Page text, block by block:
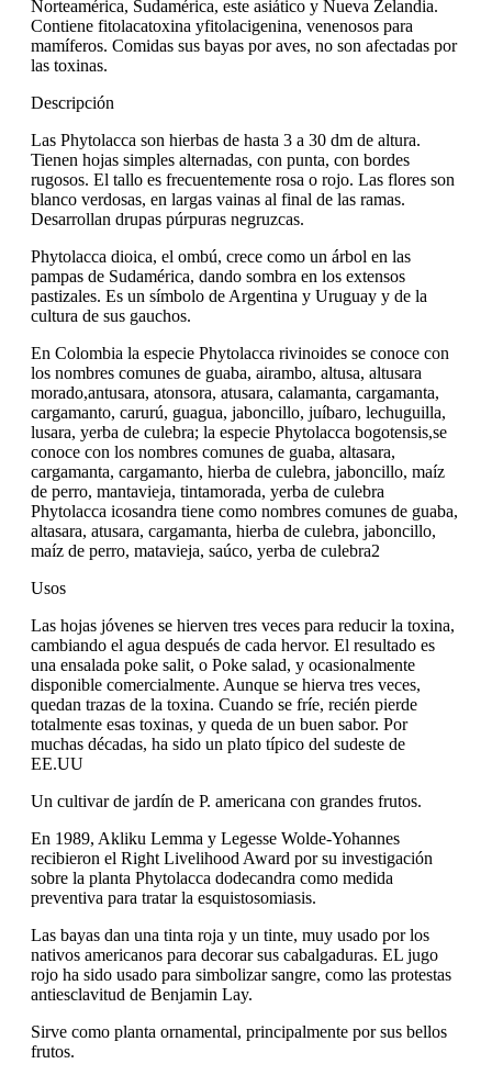
Norteamérica, Sudamérica, este asiático y Nueva Zelandia.
Contiene fitolacatoxina yfitolacigenina, venenosos para
mamíferos. Comidas sus bayas por aves, no son afectadas por
las toxinas.
Descripción
Las Phytolacca son hierbas de hasta 3 a 30 dm de altura.
Tienen hojas simples alternadas, con punta, con bordes
rugosos. El tallo es frecuentemente rosa o rojo. Las flores son
blanco verdosas, en largas vainas al final de las ramas.
Desarrollan drupas púrpuras negruzcas.
Phytolacca dioica, el ombú, crece como un árbol en las
pampas de Sudamérica, dando sombra en los extensos
pastizales. Es un símbolo de Argentina y Uruguay y de la
cultura de sus gauchos.
En Colombia la especie Phytolacca rivinoides se conoce con
los nombres comunes de guaba, airambo, altusa, altusara
morado,antusara, atonsora, atusara, calamanta, cargamanta,
cargamanto, carurú, guagua, jaboncillo, juíbaro, lechuguilla,
lusara, yerba de culebra; la especie Phytolacca bogotensis,se
conoce con los nombres comunes de guaba, altasara,
cargamanta, cargamanto, hierba de culebra, jaboncillo, maíz
de perro, mantavieja, tintamorada, yerba de culebra
Phytolacca icosandra tiene como nombres comunes de guaba,
altasara, atusara, cargamanta, hierba de culebra, jaboncillo,
maíz de perro, matavieja, saúco, yerba de culebra2
Usos
Las hojas jóvenes se hierven tres veces para reducir la toxina,
cambiando el agua después de cada hervor. El resultado es
una ensalada poke salit, o Poke salad, y ocasionalmente
disponible comercialmente. Aunque se hierva tres veces,
quedan trazas de la toxina. Cuando se fríe, recién pierde
totalmente esas toxinas, y queda de un buen sabor. Por
muchas décadas, ha sido un plato típico del sudeste de
EE.UU
Un cultivar de jardín de P. americana con grandes frutos.
En 1989, Akliku Lemma y Legesse Wolde-Yohannes
recibieron el Right Livelihood Award por su investigación
sobre la planta Phytolacca dodecandra como medida
preventiva para tratar la esquistosomiasis.
Las bayas dan una tinta roja y un tinte, muy usado por los
nativos americanos para decorar sus cabalgaduras. EL jugo
rojo ha sido usado para simbolizar sangre, como las protestas
antiesclavitud de Benjamin Lay.
Sirve como planta ornamental, principalmente por sus bellos
frutos.